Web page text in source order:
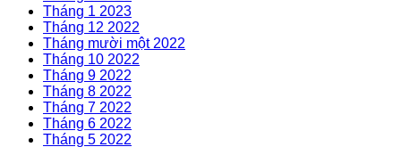
Tháng 1 2023
Tháng 12 2022
Tháng mười một 2022
Tháng 10 2022
Tháng 9 2022
Tháng 8 2022
Tháng 7 2022
Tháng 6 2022
Tháng 5 2022